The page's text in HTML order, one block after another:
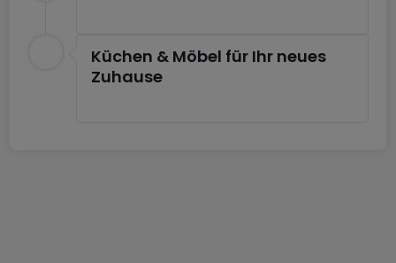
Küchen & Möbel für Ihr neues
Zuhause